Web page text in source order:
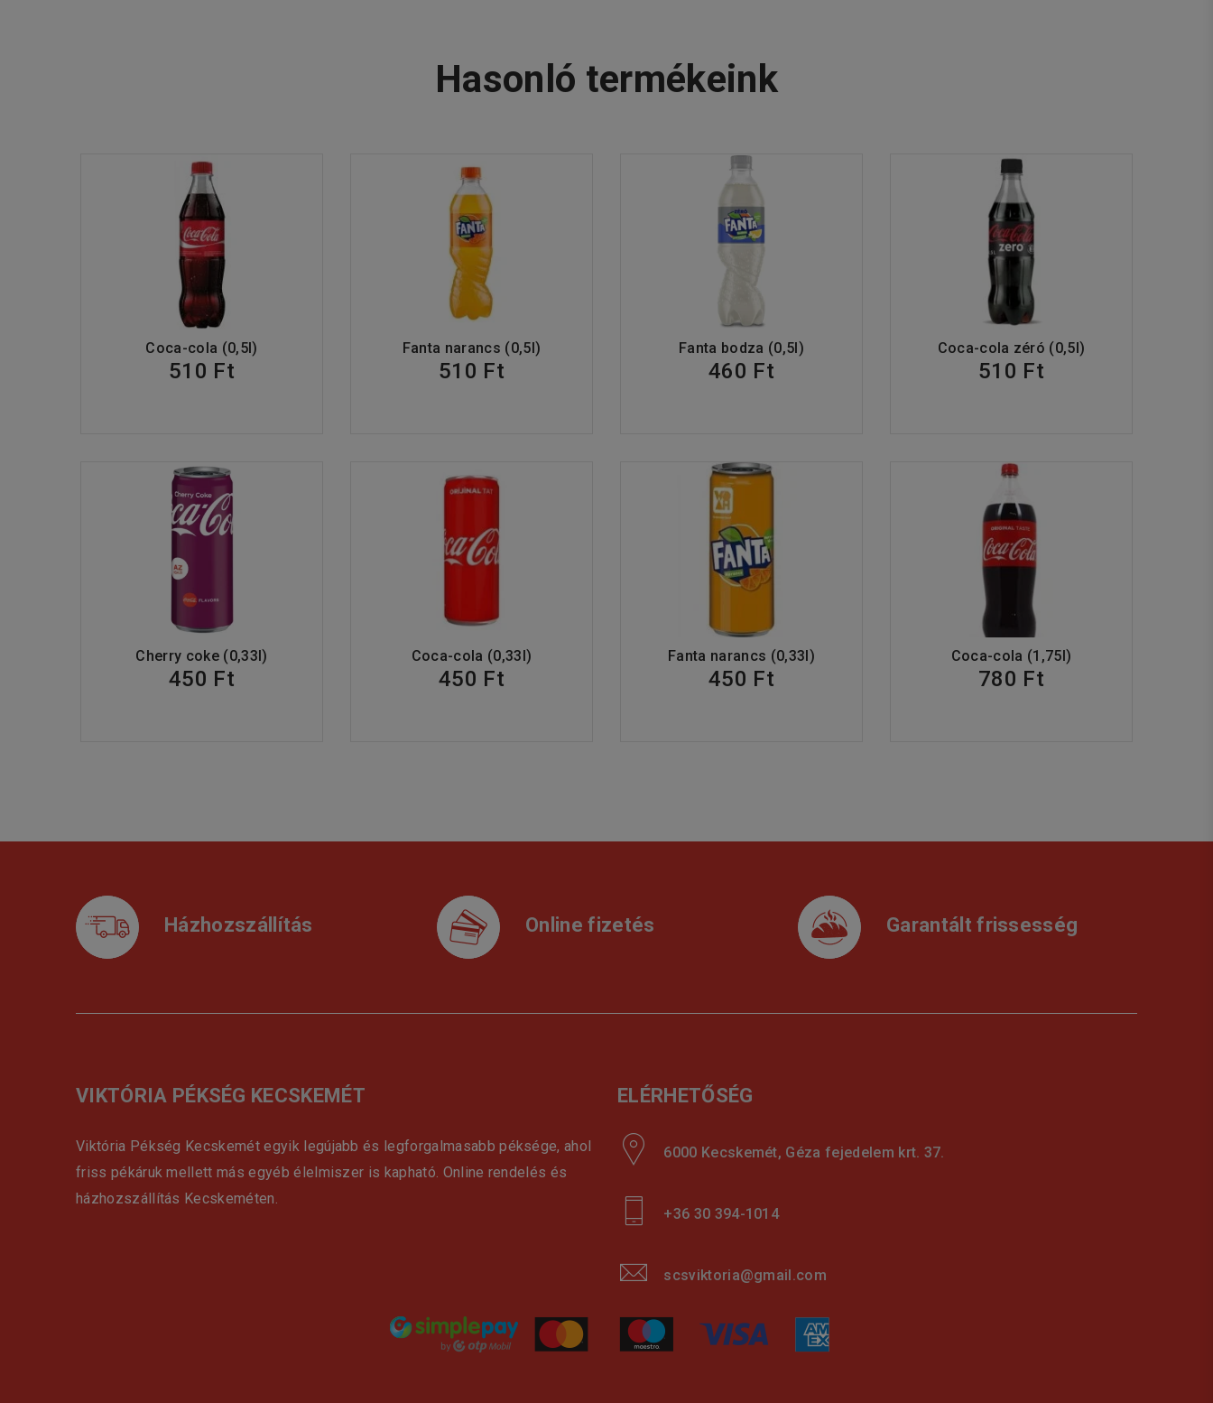
Hasonló termékeink
Coca-cola (0,5l)
510 Ft
Fanta narancs (0,5l)
510 Ft
Fanta bodza (0,5l)
460 Ft
Coca-cola zéró (0,5l)
510 Ft
Cherry coke (0,33l)
450 Ft
Coca-cola (0,33l)
450 Ft
Fanta narancs (0,33l)
450 Ft
Coca-cola (1,75l)
780 Ft
Házhozszállítás Online fizetés Garantált frissesség
VIKTÓRIA PÉKSÉG KECSKEMÉT
Viktória Pékség Kecskemét egyik legújabb és legforgalmasabb péksége, ahol
friss pékáruk mellett más egyéb élelmiszer is kapható. Online rendelés és
házhozszállítás Kecskeméten.
ELÉRHETŐSÉG
6000 Kecskemét, Géza fejedelem krt. 37.
+36 30 394-1014
scsviktoria@gmail.com